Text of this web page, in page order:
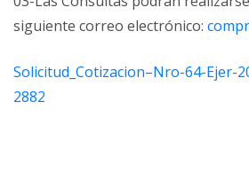
siguiente correo electrónico:
Solicitud_Cotizacion–Nro-64-Ejer-
2882